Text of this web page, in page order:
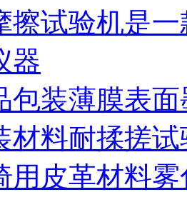
擦试验机是
器
包装薄膜表
材料耐揉搓
用皮革材料